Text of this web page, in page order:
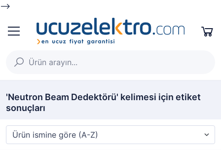
-->
'Neutron Beam Dedektörü' kelimesi için etiket
sonuçları